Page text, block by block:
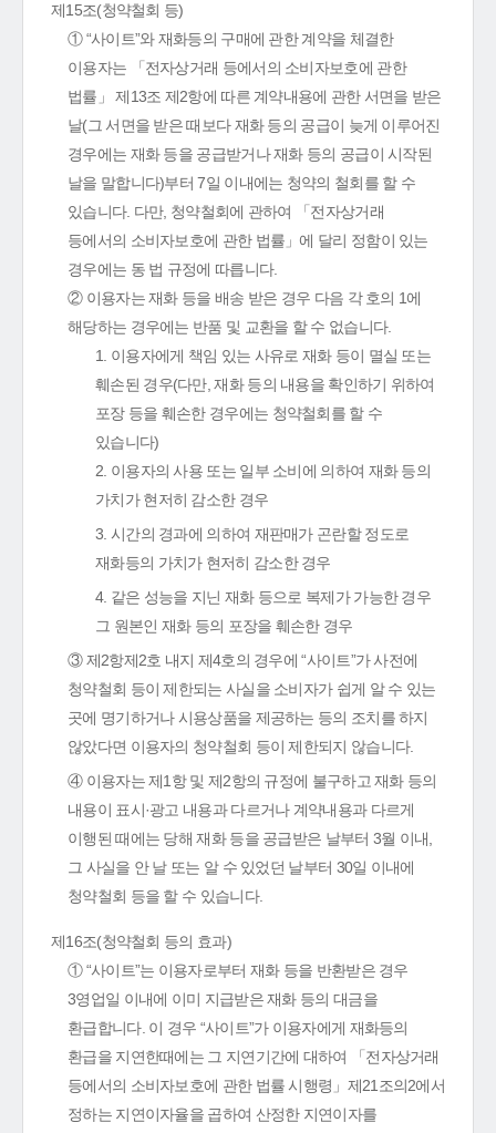
제15조(청약철회 등)
① “사이트”와 재화등의 구매에 관한 계약을 체결한
이용자는 「전자상거래 등에서의 소비자보호에 관한
법률」 제13조 제2항에 따른 계약내용에 관한 서면을 받은
날(그 서면을 받은 때보다 재화 등의 공급이 늦게 이루어진
경우에는 재화 등을 공급받거나 재화 등의 공급이 시작된
날을 말합니다)부터 7일 이내에는 청약의 철회를 할 수
있습니다. 다만, 청약철회에 관하여 「전자상거래
등에서의 소비자보호에 관한 법률」에 달리 정함이 있는
경우에는 동 법 규정에 따릅니다.
② 이용자는 재화 등을 배송 받은 경우 다음 각 호의 1에
해당하는 경우에는 반품 및 교환을 할 수 없습니다.
1. 이용자에게 책임 있는 사유로 재화 등이 멸실 또는
훼손된 경우(다만, 재화 등의 내용을 확인하기 위하여
포장 등을 훼손한 경우에는 청약철회를 할 수
있습니다)
2. 이용자의 사용 또는 일부 소비에 의하여 재화 등의
가치가 현저히 감소한 경우
3. 시간의 경과에 의하여 재판매가 곤란할 정도로
재화등의 가치가 현저히 감소한 경우
4. 같은 성능을 지닌 재화 등으로 복제가 가능한 경우
그 원본인 재화 등의 포장을 훼손한 경우
③ 제2항제2호 내지 제4호의 경우에 “사이트”가 사전에
청약철회 등이 제한되는 사실을 소비자가 쉽게 알 수 있는
곳에 명기하거나 시용상품을 제공하는 등의 조치를 하지
않았다면 이용자의 청약철회 등이 제한되지 않습니다.
④ 이용자는 제1항 및 제2항의 규정에 불구하고 재화 등의
내용이 표시·광고 내용과 다르거나 계약내용과 다르게
이행된 때에는 당해 재화 등을 공급받은 날부터 3월 이내,
그 사실을 안 날 또는 알 수 있었던 날부터 30일 이내에
청약철회 등을 할 수 있습니다.
제16조(청약철회 등의 효과)
① “사이트”는 이용자로부터 재화 등을 반환받은 경우
3영업일 이내에 이미 지급받은 재화 등의 대금을
환급합니다. 이 경우 “사이트”가 이용자에게 재화등의
환급을 지연한때에는 그 지연기간에 대하여 「전자상거래
등에서의 소비자보호에 관한 법률 시행령」제21조의2에서
정하는 지연이자율을 곱하여 산정한 지연이자를